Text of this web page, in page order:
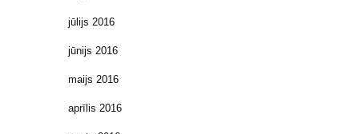
jūlijs 2016
jūnijs 2016
maijs 2016
aprīlis 2016